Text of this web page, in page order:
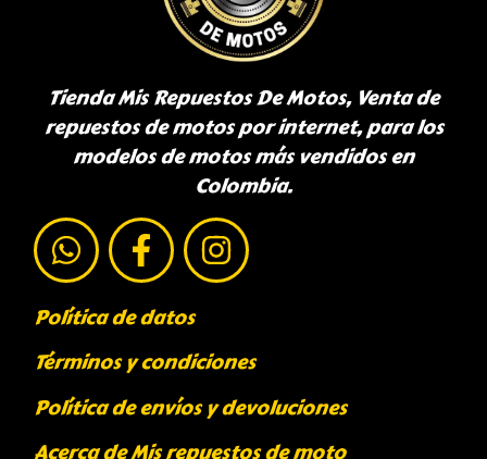
Tienda Mis Repuestos De Motos, Venta de
repuestos de motos por internet, para los
modelos de motos más vendidos en
Colombia.
Política de datos
Términos y condiciones
Política de envíos y devoluciones
Acerca de Mis repuestos de moto